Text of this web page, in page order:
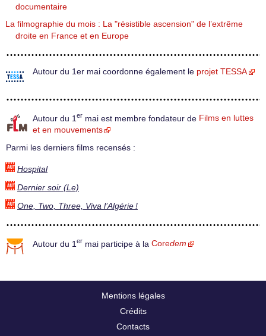
documentaire
La filmographie du mois : La "résistible ascension" de l’extrême
droite en France et en Europe
Autour du 1er mai coordonne également le projet TESSA
Autour du 1 er mai est membre fondateur de Films en luttes
et en mouvements
Parmi les derniers films recensés :
Hospital
Dernier soir (Le)
One, Two, Three, Viva l’Algérie !
Autour du 1 er mai participe à la Coredem
Mentions légales
Crédits
Contacts